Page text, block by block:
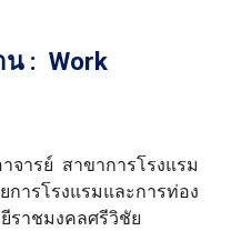
น: Work
จารย์ สาขาการโรงแรม
ารโรงแรมและการท่อง
ราชมงคลศรีวิชัย